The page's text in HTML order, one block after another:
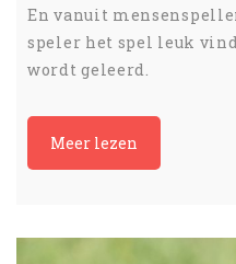
En vanuit
speler het spel leuk
wordt geleerd.
Meer lezen